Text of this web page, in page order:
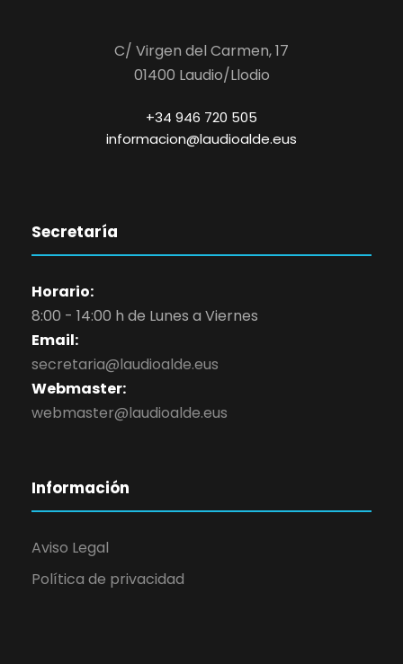
C/ Virgen del Carmen, 17
01400 Laudio/Llodio
+34 946 720 505
informacion@laudioalde.eus
Secretaría
Horario:
8:00 - 14:00 h de Lunes a Viernes
Email:
secretaria@laudioalde.eus
Webmaster:
webmaster@laudioalde.eus
Información
Aviso Legal
Política de privacidad